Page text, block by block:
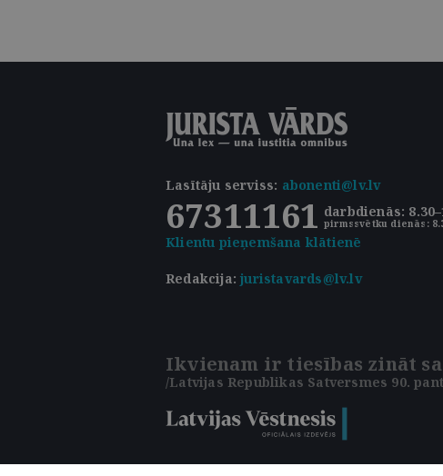
Lasītāju serviss: abonenti@lv.lv
67311161 darbdienās:
pirmssvētku dienās:
Klientu pieņemšana klātienē
Redakcija:juristavards@lv.lv
Ikvienam ir tiesības zināt
/Latvijas Republikas Satversmes 90.